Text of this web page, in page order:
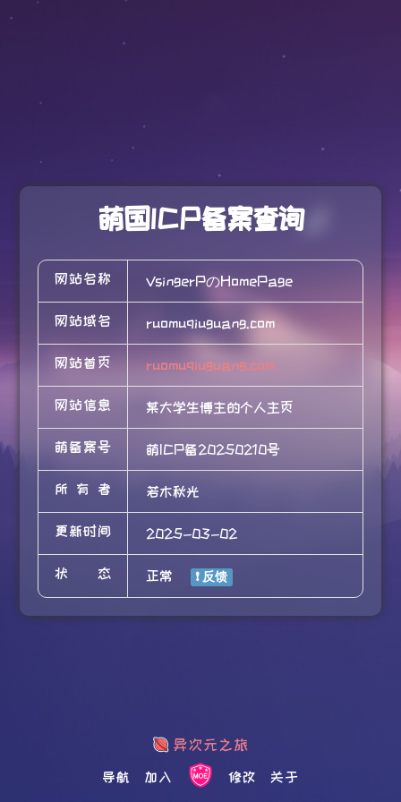
萌国ICP备案查询
网站名称 VsingerPのHomePage
网站域名 ruomuqiuguang.com
网站首页 ruomuqiuguang.com
网站信息 某大学生博主的个人主页
萌备案号 萌ICP备20250210号
所有者 若木秋光
更新时间 2025-03-02
状态 正常
导航 加入 修改 关于